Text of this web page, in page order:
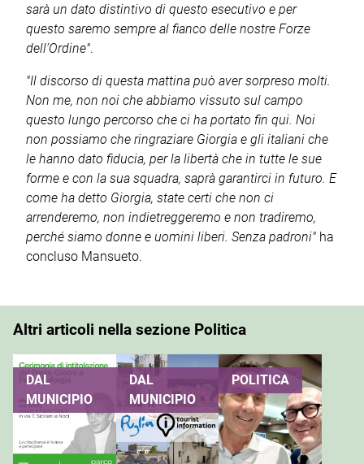
sarà un dato distintivo di questo esecutivo e per
questo saremo sempre al fianco delle nostre Forze
dell’Ordine".
"Il discorso di questa mattina può aver sorpreso molti.
Non me, non noi che abbiamo vissuto sul campo
questo lungo percorso che ci ha portato fin qui. Noi
non possiamo che ringraziare Giorgia e gli italiani che
le hanno dato fiducia, per la libertà che in tutte le sue
forme e con la sua squadra, saprà garantirci in futuro. E
come ha detto Giorgia, state certi che non ci
arrenderemo, non indietreggeremo e non tradiremo,
perché siamo donne e uomini liberi. Senza padroni" ha
concluso Mansueto.
Altri articoli nella sezione Politica
DAL
MUNICIPIO
DAL
MUNICIPIO
POLITICA